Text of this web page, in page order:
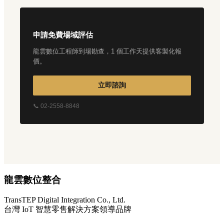
申請免費場域評估
龍雲數位工程師到場勘查，1 個工作天提供客製化報
價。
立即諮詢
📞 02-2558-8848
龍雲數位整合
TransTEP Digital Integration Co., Ltd.
台灣 IoT 智慧零售解決方案領導品牌